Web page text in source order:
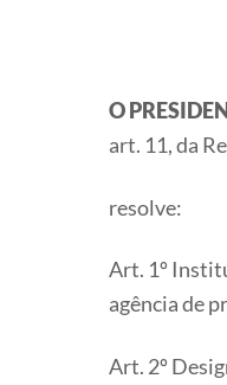
O
art. 11, da
resolve:
Art. 1º
agência de
Art. 2º